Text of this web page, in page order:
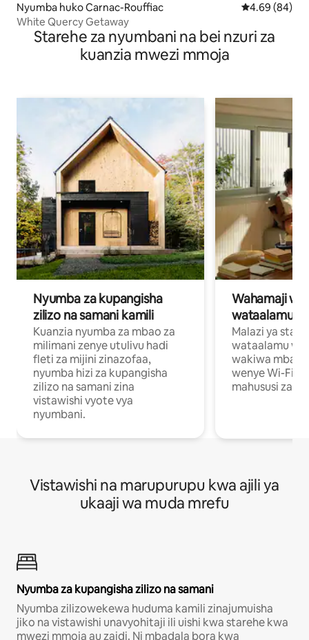
Nyumba huko Carnac-Rouffiac Ukadiriaji wa
4.69 (84)
White Quercy Getaway
Starehe za nyumbani na bei nzuri za
kuanzia mwezi mmoja
Nyumba za kupangisha
zilizo na samani kamili
Kuanzia nyumba za mbao za
milimani zenye utulivu hadi
fleti za mijini zinazofaa,
nyumba hizi za kupangisha
zilizo na samani zina
vistawishi vyote vya
nyumbani.
Wahamaji
wataalamu
Malazi ya
wataalamu
wakiwa mbali
wenye Wi-Fi
mahususi za
Vistawishi na marupurupu kwa ajili ya
ukaaji wa muda mrefu
Nyumba za kupangisha zilizo na samani
Nyumba zilizowekewa huduma kamili zinajumuisha
jiko na vistawishi unavyohitaji ili uishi kwa starehe kwa
mwezi mmoja au zaidi. Ni mbadala bora kwa